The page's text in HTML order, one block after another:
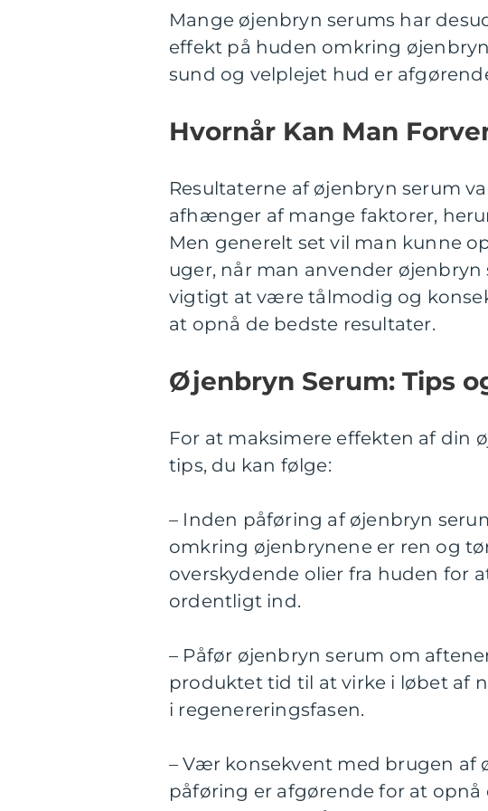
Mange øjenbryn serums har
effekt på huden omkring
sund og velplejet hud er
Hvornår Kan Man
Resultaterne af øjenbryn serum
afhænger af mange faktorer,
Men generelt set vil man kunne
uger, når man anvender
vigtigt at være tålmodig og
at opnå de bedste resultater.
Øjenbryn Serum: Tips
For at maksimere effekten af din
tips, du kan følge:
– Inden påføring af øjenbryn
omkring øjenbrynene er ren og
overskydende olier fra huden for
ordentligt ind.
– Påfør øjenbryn serum om
produktet tid til at virke i løbet af
i regenereringsfasen.
– Vær konsekvent med brugen af
påføring er afgørende for at opnå